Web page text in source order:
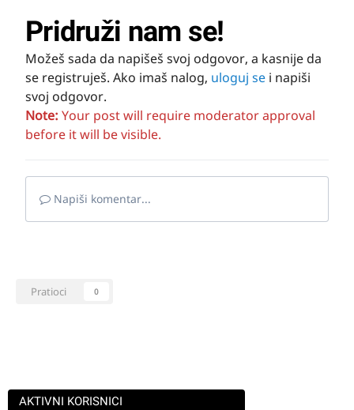
Pridruži nam se!
Možeš sada da napišeš svoj odgovor, a kasnije da
se registruješ. Ako imaš nalog, uloguj se i napiši
svoj odgovor.
Note: Your post will require moderator approval
before it will be visible.
Napiši komentar...
Pratioci 0
AKTIVNI KORISNICI